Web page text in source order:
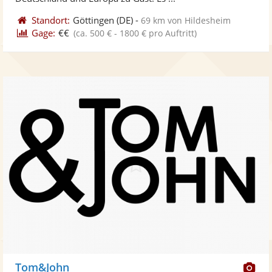
Standort: Göttingen (DE) -69 km von Hildesheim
Gage: €€ (ca. 500 € - 1800 € pro Auftritt)
Tom&John